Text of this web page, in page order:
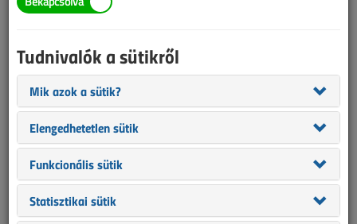
Tudnivalók a sütikről
Mik azok a sütik?
Elengedhetetlen sütik
Funkcionális sütik
Statisztikai sütik